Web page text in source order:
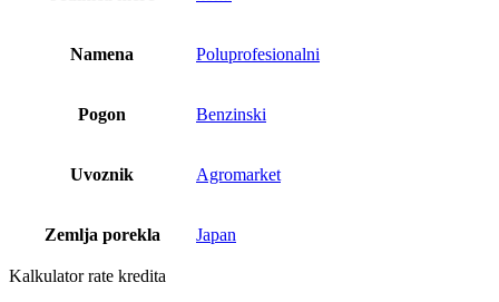
Namena Poluprofesionalni
Pogon Benzinski
Uvoznik Agromarket
Zemlja porekla Japan
Kalkulator rate kredita